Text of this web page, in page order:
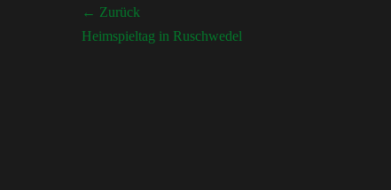
Beitragsnavigation
← Zurück
Vorheriger
Heimspieltag in Ruschwedel